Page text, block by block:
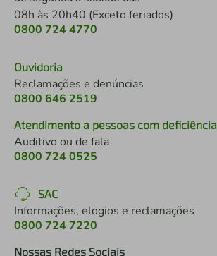
08h às 20h40 (Exceto feriados)
0800 724 4770
Ouvidoria
Reclamações e denúncias
0800 646 2519
Atendimento a pessoas com deficiência
Auditivo ou de fala
0800 724 0525
SAC
Informações, elogios e reclamações
0800 724 7220
Nossas Redes Sociais